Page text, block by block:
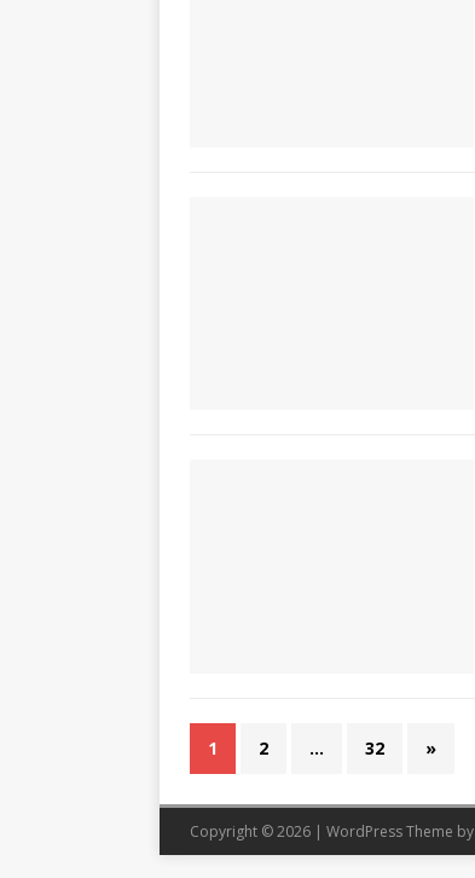
1 2 ... 32 »
Copyright © 2026 | WordPress Theme by